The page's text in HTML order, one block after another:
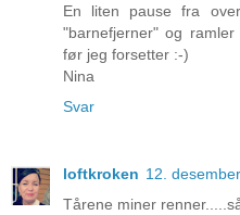
En liten pause fra
"barnefjerner" og
før jeg forsetter :-)
Nina
Svar
loftkroken 12.
Tårene miner